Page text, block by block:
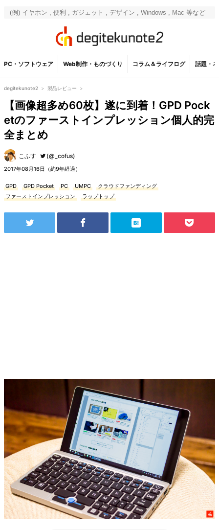
PC・ソフトウェア Web制作・ものづくり コラム＆ライフログ 話題・
degitekunote2 > 製品レビュー >
【画像超多め60枚】遂に到着！GPD Pock
etのファーストインプレッション個人的完
全まとめ
こふす (@_cofus)
2017年08月16日（約9年経過）
GPD GPD Pocket PC UMPC
クラウドファンディング
ファーストインプレッション
ラップトップ